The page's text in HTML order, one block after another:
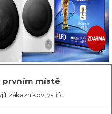
prvním místě
zákazníkovi vstříc.